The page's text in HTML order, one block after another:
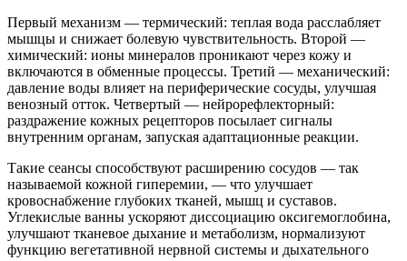
Первый механизм — термический: теплая вода расслабляет
мышцы и снижает болевую чувствительность. Второй —
химический: ионы минералов проникают через кожу и
включаются в обменные процессы. Третий — механический:
давление воды влияет на периферические сосуды, улучшая
венозный отток. Четвертый — нейрорефлекторный:
раздражение кожных рецепторов посылает сигналы
внутренним органам, запуская адаптационные реакции.
Такие сеансы способствуют расширению сосудов — так
называемой кожной гиперемии, — что улучшает
кровоснабжение глубоких тканей, мышц и суставов.
Углекислые ванны ускоряют диссоциацию оксигемоглобина,
улучшают тканевое дыхание и метаболизм, нормализуют
функцию вегетативной нервной системы и дыхательного